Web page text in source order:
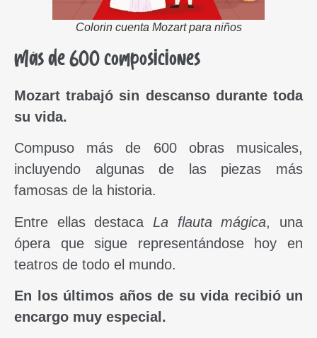
Colorin cuenta Mozart para niños
Más de 600 composiciones
Mozart trabajó sin descanso durante toda
su vida.
Compuso más de 600 obras musicales,
incluyendo algunas de las piezas más
famosas de la historia.
Entre ellas destaca La flauta mágica, una
ópera que sigue representándose hoy en
teatros de todo el mundo.
En los últimos años de su vida recibió un
encargo muy especial.